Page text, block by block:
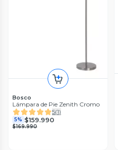
Bosco
Lámpara de Pie Zenith Cromo
5(1)
5% $159.990
$169.990